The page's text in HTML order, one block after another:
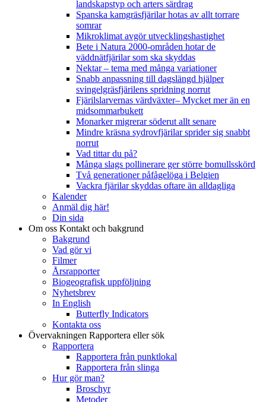
landskapstyp och arters särdrag
Spanska kamgräsfjärilar hotas av allt torrare
somrar
Mikroklimat avgör utvecklingshastighet
Bete i Natura 2000-områden hotar de
väddnätfjärilar som ska skyddas
Nektar – tema med många variationer
Snabb anpassning till dagslängd hjälper
svingelgräsfjärilens spridning norrut
Fjärilslarvernas värdväxter– Mycket mer än en
midsommarbukett
Monarker migrerar söderut allt senare
Mindre kräsna sydrovfjärilar sprider sig snabbt
norrut
Vad tittar du på?
Många slags pollinerare ger större bomullsskörd
Två generationer påfågelöga i Belgien
Vackra fjärilar skyddas oftare än alldagliga
Kalender
Anmäl dig här!
Din sida
Om oss Kontakt och bakgrund
Bakgrund
Vad gör vi
Filmer
Årsrapporter
Biogeografisk uppföljning
Nyhetsbrev
In English
Butterfly Indicators
Kontakta oss
Övervakningen Rapportera eller sök
Rapportera
Rapportera från punktlokal
Rapportera från slinga
Hur gör man?
Broschyr
Metoder